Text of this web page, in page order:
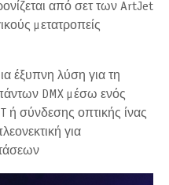
από σετ των ArtJet
μετατροπείς
έξυπνη λύση για τη
DMX μέσω ενός
ή σύνδεσης οπτικής ίνας
για